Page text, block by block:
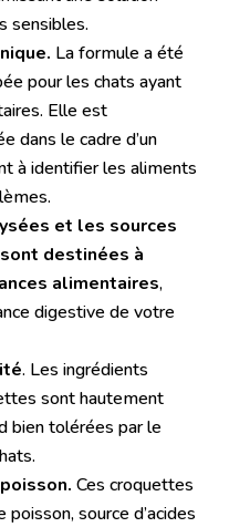
sensibles.
La formule a été
pour les chats ayant
Elle est
dans le cadre d’un
à identifier les aliments
et les sources
destinées à
alimentaires,
digestive de votre
. Les ingrédients
sont hautement
bien tolérées par le
Ces croquettes
poisson, source d’acides